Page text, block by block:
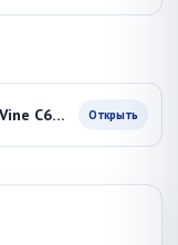
Руководство пользователя Cold Vine C66-KSF2 Открыть